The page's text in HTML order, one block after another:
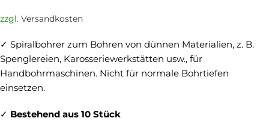
zzgl. Versandkosten
✓ Spiralbohrer zum Bohren von dünnen Materialien, z. B.
Spenglereien, Karosseriewerkstätten usw., für
Handbohrmaschinen. Nicht für normale Bohrtiefen
einsetzen.
✓ Bestehend aus 10 Stück